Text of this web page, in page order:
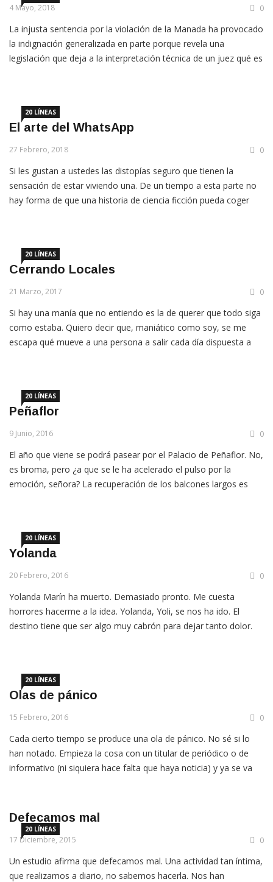
4 Mayo, 2018 0
La injusta sentencia por la violación de la Manada ha provocado
la indignación generalizada en parte porque revela una
legislación que deja a la interpretación técnica de un juez qué es
20 LÍNEAS
El arte del WhatsApp
27 Febrero, 2018 0
Si les gustan a ustedes las distopías seguro que tienen la
sensación de estar viviendo una. De un tiempo a esta parte no
hay forma de que una historia de ciencia ficción pueda coger
20 LÍNEAS
Cerrando Locales
21 Marzo, 2017 0
Si hay una manía que no entiendo es la de querer que todo siga
como estaba. Quiero decir que, maniático como soy, se me
escapa qué mueve a una persona a salir cada día dispuesta a
20 LÍNEAS
Peñaflor
9 Junio, 2016 0
El año que viene se podrá pasear por el Palacio de Peñaflor. No,
es broma, pero ¿a que se le ha acelerado el pulso por la
emoción, señora? La recuperación de los balcones largos es
20 LÍNEAS
Yolanda
20 Febrero, 2016 0
Yolanda Marín ha muerto. Demasiado pronto. Me cuesta
horrores hacerme a la idea. Yolanda, Yoli, se nos ha ido. El
destino tiene que ser algo muy cabrón para dejar tanto dolor.
20 LÍNEAS
Olas de pánico
15 Febrero, 2016 0
Cada cierto tiempo se produce una ola de pánico. No sé si lo
han notado. Empieza la cosa con un titular de periódico o de
informativo (ni siquiera hace falta que haya noticia) y ya se va
20 LÍNEAS
Defecamos mal
17 Diciembre, 2015 0
Un estudio afirma que defecamos mal. Una actividad tan íntima,
que realizamos a diario, no sabemos hacerla. Nos han